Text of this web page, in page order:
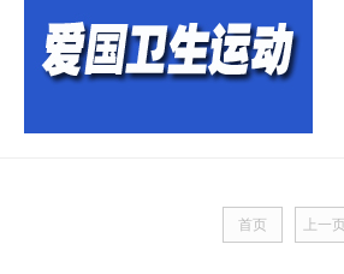
首页 上一页